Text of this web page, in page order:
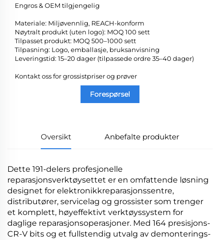
Engros & OEM tilgjengelig
Materiale: Miljøvennlig, REACH-konform
Nøytralt produkt (uten logo): MOQ 100 sett
Tilpasset produkt: MOQ 500–1000 sett
Tilpasning: Logo, emballasje, bruksanvisning
Leveringstid: 15–20 dager (tilpassede ordre 35–40 dager)
Kontakt oss for grossistpriser og prøver
Forespørsel
Oversikt Anbefalte produkter
Dette 191-delers profesjonelle
reparasjonsverktøysettet er en omfattende løsning
designet for elektronikkreparasjonssentre,
distributører, servicelag og grossister som trenger
et komplett, høyeffektivt verktøyssystem for
daglige reparasjonsoperasjoner. Med 164 presisjons-
CR-V bits og et fullstendig utvalg av demonterings-